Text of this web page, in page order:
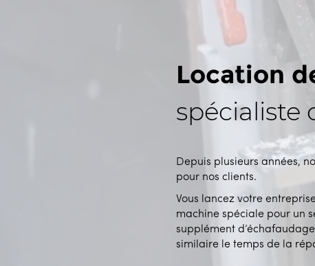
Location
spécialiste
Depuis plusieurs années,
pour nos clients.
Vous lancez votre
machine spéciale pour un
supplément
similaire le temps de la